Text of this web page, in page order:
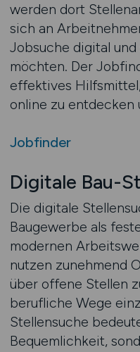
werden dort
sich an
Jobsuche digital
möchten. Der
effektives
online zu entdecken
Jobfinder
Digitale Bau-
Die digitale
Baugewerbe als
modernen
nutzen zunehmend
über offene Stellen
berufliche Wege
Stellensuche
Bequemlichkeit,